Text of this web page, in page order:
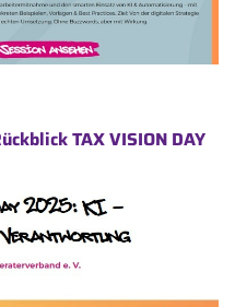
TAX VISION DAY